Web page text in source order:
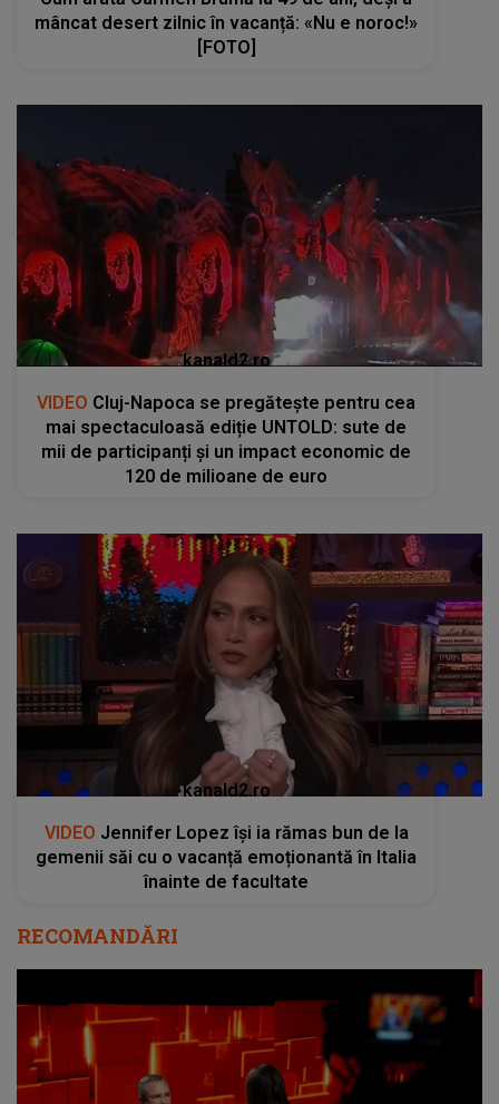
mâncat desert zilnic în vacanță: «Nu e noroc!»
[FOTO]
kanald2.ro
VIDEO Cluj-Napoca se pregătește pentru cea
mai spectaculoasă ediție UNTOLD: sute de
mii de participanți și un impact economic de
120 de milioane de euro
kanald2.ro
VIDEO Jennifer Lopez își ia rămas bun de la
gemenii săi cu o vacanță emoționantă în Italia
înainte de facultate
RECOMANDĂRI